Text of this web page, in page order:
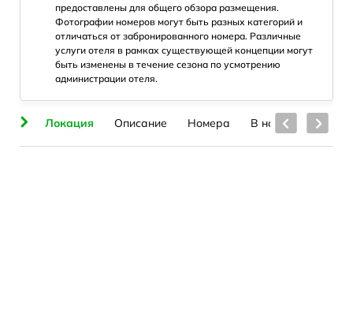
предоставлены для общего обзора размещения.
Фотографии номеров могут быть разных категорий и
отличаться от забронированного номера. Различные
услуги отеля в рамках существующей концепции могут
быть изменены в течение сезона по усмотрению
администрации отеля.
Локация Описание Номера В номерах